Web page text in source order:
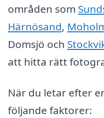
områden som
Härnösand,
Domsjö och
att hitta rätt
När du letar efter
följande faktorer: